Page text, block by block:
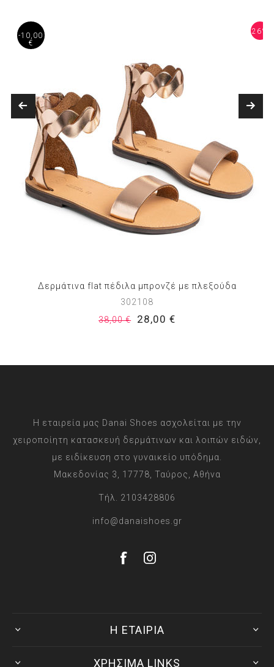
26%
-10,00
€
Δερμάτινα flat πέδιλα μπρονζέ με πλεξούδα
302108
38,00 €
28,00 €
Η εταιρεία μας Danai Shoes ασχολείται με την
χειροποίητη κατασκευή δερμάτινων και λοιπών ειδών,
με ειδίκευση στο γυναικείο υπόδημα.
Μακεδονίας 3, 17778, Ταύρος, Αθήνα
Τήλ. 2103428806
info@danaishoes.gr
Η ΕΤΑΙΡΙΑ
ΧΡΗΣΙΜΑ LINKS